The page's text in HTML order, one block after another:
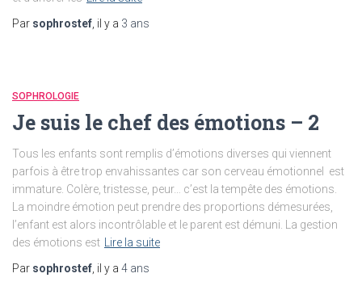
Par sophrostef , il y a 3 ans
SOPHROLOGIE
Je suis le chef des émotions – 2
Tous les enfants sont remplis d’émotions diverses qui viennent
parfois à être trop envahissantes car son cerveau émotionnel est
immature. Colère, tristesse, peur… c’est la tempête des émotions.
La moindre émotion peut prendre des proportions démesurées,
l’enfant est alors incontrôlable et le parent est démuni. La gestion
des émotions est
Lire la suite
Par sophrostef , il y a 4 ans